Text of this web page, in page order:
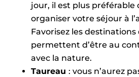
jour, il est plus préférable
organiser votre séjour à
Favorisez les destinations
permettent d’être au
avec la nature.
Taureau : vous n’aurez